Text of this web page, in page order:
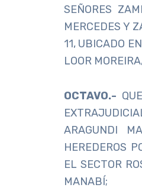
SEÑORES
MERCEDES Y
11, UBICADO
LOOR
OCTAVO.-
ARAGUNDI
HEREDEROS
EL SECTOR
MANABÍ;